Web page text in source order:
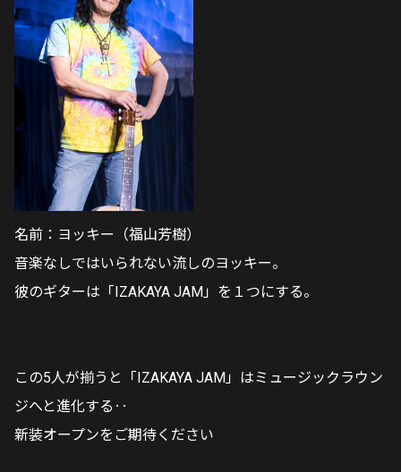
名前：ヨッキー（福山芳樹）
音楽なしではいられない流しのヨッキー。
彼のギターは「IZAKAYA JAM」を１つにする。
この5人が揃うと「IZAKAYA JAM」はミュージックラウン
ジへと進化する‥
新装オープンをご期待ください